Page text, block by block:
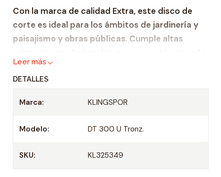
d
Con la marca de calidad Extra, este disco de
corte es ideal para los ámbitos de jardinería y
paisajismo y obras públicas. Cumple altas
para el uso continuo diario. En consecuencia,
estedisco de corte diamantado grande
particularmente apto para el mecanizado de
materiales de construcción,
hormigón y
losas de aceras.
Leer más
DETALLES
Marca: KLINGSPOR
Modelo: DT 300 U Tronz.
SKU: KL325349